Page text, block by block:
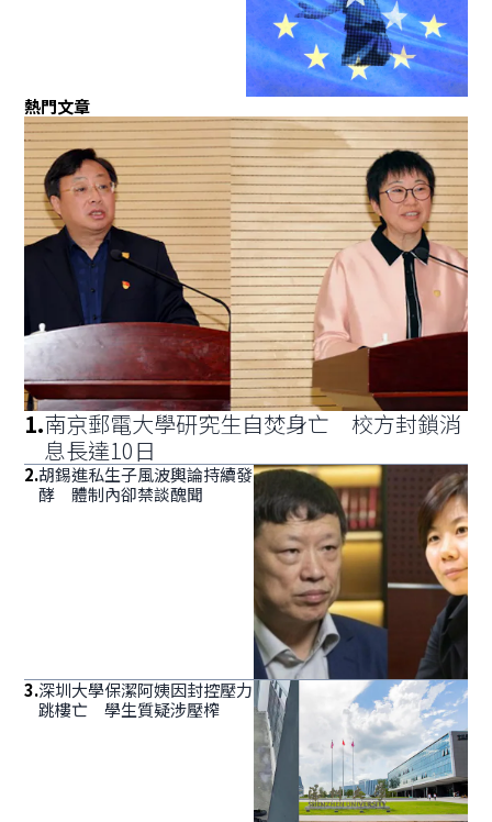
熱門文章
1.南京郵電大學研究生自焚身亡 校方封鎖消
息長達10日
2.胡錫進私生子風波輿論持續發
酵 體制內卻禁談醜聞
3.深圳大學保潔阿姨因封控壓力
跳樓亡 學生質疑涉壓榨